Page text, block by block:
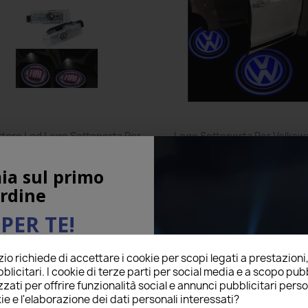
Led Logo Sottoporta Per
29,00 €
starstar star star
Logo Sottoporta Per
richiede di accettare i cookie per scopi legati a
I cookie di terze parti per social media e a scopo
per offrire funzionalità social e annunci pubblicitari
e l'elaborazione dei dati personali interessati?
sul primo
TE!
qui sotto per ricevere il
sul tuo primo ordine!